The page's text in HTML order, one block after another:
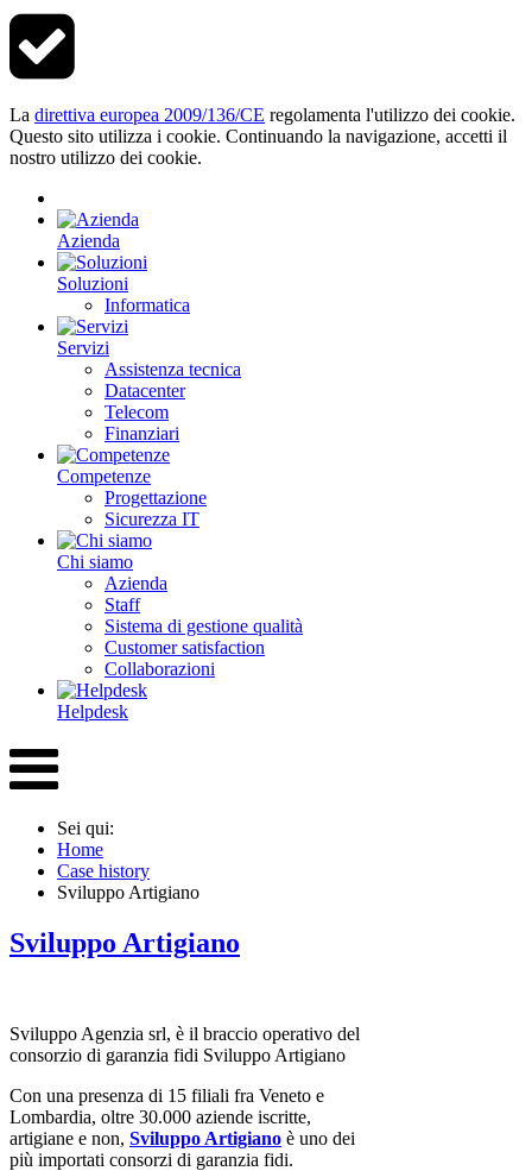
La direttiva europea 2009/136/CE regolamenta l'utilizzo dei cookie.
Questo sito utilizza i cookie. Continuando la navigazione, accetti il
nostro utilizzo dei cookie.
Azienda
Soluzioni
Informatica
Servizi
Assistenza tecnica
Datacenter
Telecom
Finanziari
Competenze
Progettazione
Sicurezza IT
Chi siamo
Azienda
Staff
Sistema di gestione qualità
Customer satisfaction
Collaborazioni
Helpdesk
Sei qui:
Home
Case history
Sviluppo Artigiano
Sviluppo Artigiano
Sviluppo Agenzia srl, è il braccio operativo del
consorzio di garanzia fidi Sviluppo Artigiano
Con una presenza di 15 filiali fra Veneto e
Lombardia, oltre 30.000 aziende iscritte,
artigiane e non, Sviluppo Artigiano è uno dei
più importati consorzi di garanzia fidi.